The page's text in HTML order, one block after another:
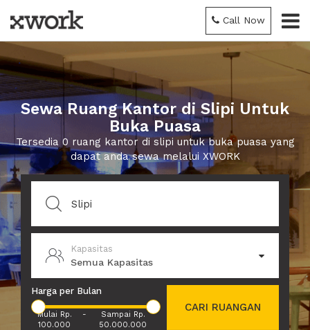
Call Now
Sewa Ruang Kantor di Slipi Untuk
Buka Puasa
Tersedia 0 ruang kantor di slipi untuk buka puasa yang
dapat anda sewa melalui XWORK
Kapasitas
Semua Kapasitas
Harga per Bulan
Mulai Rp.
100.000
-
Sampai Rp.
50.000.000
CARI RUANGAN